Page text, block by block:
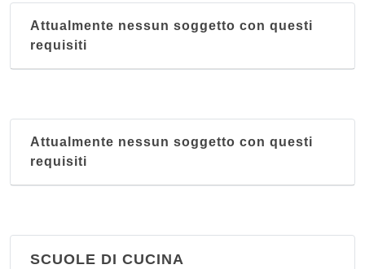
Attualmente nessun soggetto con questi
requisiti
Attualmente nessun soggetto con questi
requisiti
SCUOLE DI CUCINA